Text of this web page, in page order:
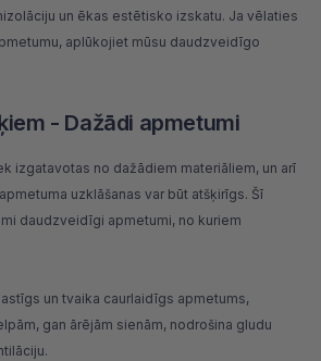
un ēkas estētisko izskatu. Ja vēlaties
aplūkojiet mūsu daudzveidīgo
- Dažādi apmetumi
izgatavotas no dažādiem materiāliem, un arī
uzklāšanas var būt atšķirīgs. Šī
daudzveidīgi apmetumi, no kuriem
un tvaika caurlaidīgs apmetums,
gan ārējām sienām, nodrošina gludu